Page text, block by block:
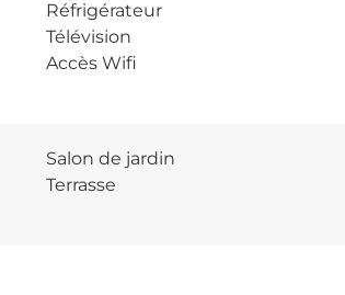
Réfrigérateur
Télévision
Accès Wifi
Salon de jardin
Terrasse